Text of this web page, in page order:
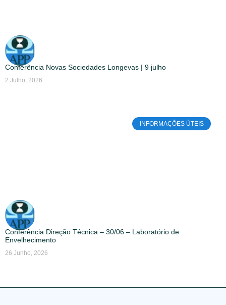
Conferência Novas Sociedades Longevas | 9 julho
2 Julho, 2026
INFORMAÇÕES ÚTEIS
Conferência Direção Técnica – 30/06 – Laboratório de
Envelhecimento
26 Junho, 2026